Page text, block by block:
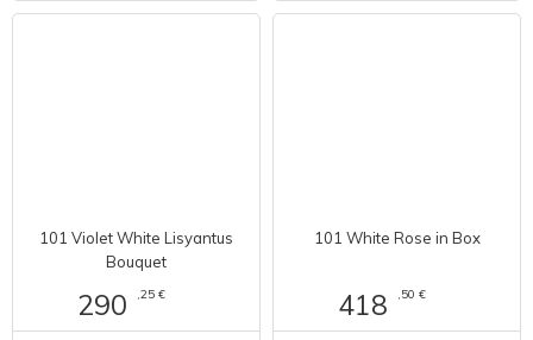
101 Violet White Lisyantus
Bouquet
290 ,25 €
101 White Rose in Box
418 ,50 €